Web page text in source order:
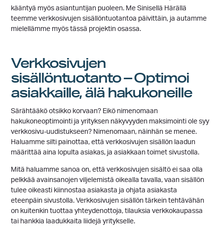
kääntyä myös asiantuntijan puoleen. Me Sinisellä Härällä
teemme verkkosivujen sisällöntuotantoa päivittäin, ja autamme
mielellämme myös tässä projektin osassa.
Verkkosivujen
sisällöntuotanto – Optimoi
asiakkaille, älä hakukoneille
Särähtääkö otsikko korvaan? Eikö nimenomaan
hakukoneoptimointi ja yrityksen näkyvyyden maksimointi ole syy
verkkosivu-uudistukseen? Nimenomaan, näinhän se menee.
Haluamme silti painottaa, että verkkosivujen sisällön laadun
määrittää aina lopulta asiakas, ja asiakkaan toimet sivustolla.
Mitä haluamme sanoa on, että verkkosivujen sisältö ei saa olla
pelkkää avainsanojen viljelemistä oikealla tavalla, vaan sisällön
tulee oikeasti kiinnostaa asiakasta ja ohjata asiakasta
eteenpäin sivustolla. Verkkosivujen sisällön tärkein tehtävähän
on kuitenkin tuottaa yhteydenottoja, tilauksia verkkokaupassa
tai hankkia laadukkaita liidejä yritykselle.